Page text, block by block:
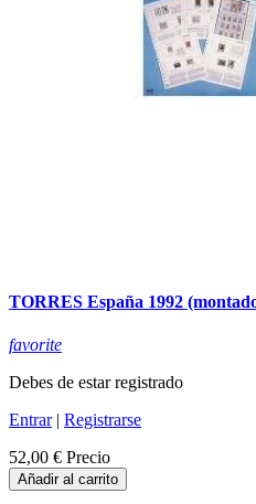
TORRES España 1992
favorite
Debes de estar registrado
Entrar| Registrarse
52,00 € Precio
Añadir al carrito